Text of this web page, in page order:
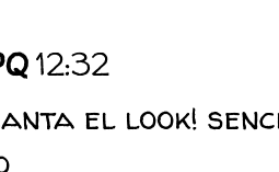
12:32
el look!